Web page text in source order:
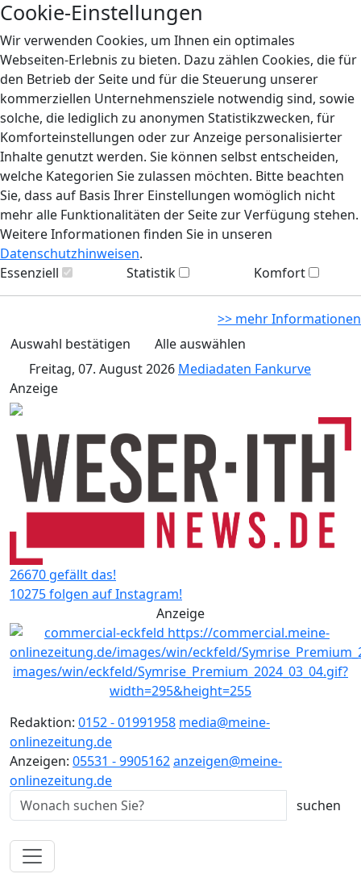
Cookie-Einstellungen
Wir verwenden Cookies, um Ihnen ein optimales
Webseiten-Erlebnis zu bieten. Dazu zählen Cookies, die für
den Betrieb der Seite und für die Steuerung unserer
kommerziellen Unternehmensziele notwendig sind, sowie
solche, die lediglich zu anonymen Statistikzwecken, für
Komforteinstellungen oder zur Anzeige personalisierter
Inhalte genutzt werden. Sie können selbst entscheiden,
welche Kategorien Sie zulassen möchten. Bitte beachten
Sie, dass auf Basis Ihrer Einstellungen womöglich nicht
mehr alle Funktionalitäten der Seite zur Verfügung stehen.
Weitere Informationen finden Sie in unseren
Datenschutzhinweisen.
Essenziell
Statistik Komfort
>> mehr Informationen
Auswahl bestätigen
Alle auswählen
Freitag, 07. August 2026 Mediadaten Fankurve
Anzeige
26670 gefällt das!
10275 folgen auf Instagram!
Anzeige
Redaktion: 0152 - 01991958 media@meine-
onlinezeitung.de
Anzeigen: 05531 - 9905162anzeigen@meine-
onlinezeitung.de